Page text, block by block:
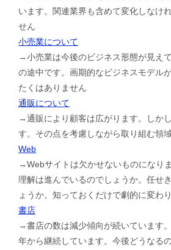
います。関連業界も含めて変化しなけ
せん
小売業について
→小売業は今後のビジネス形態が見え
の途中です。画期的なビジネスモデル
たくはありません
通販について
→通販により顧客は広がります。しか
す。その点を考慮しながら取り組む領
Web
→Webサイトは欠かせないものになり
理解は進んでいるのでしょうか。任せ
ょうか。知っておくだけで劇的に変わ
書店
→書店の数は減少傾向が続いています
年から継続しています。今後どうなる